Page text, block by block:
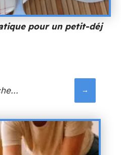
pour un petit-déj